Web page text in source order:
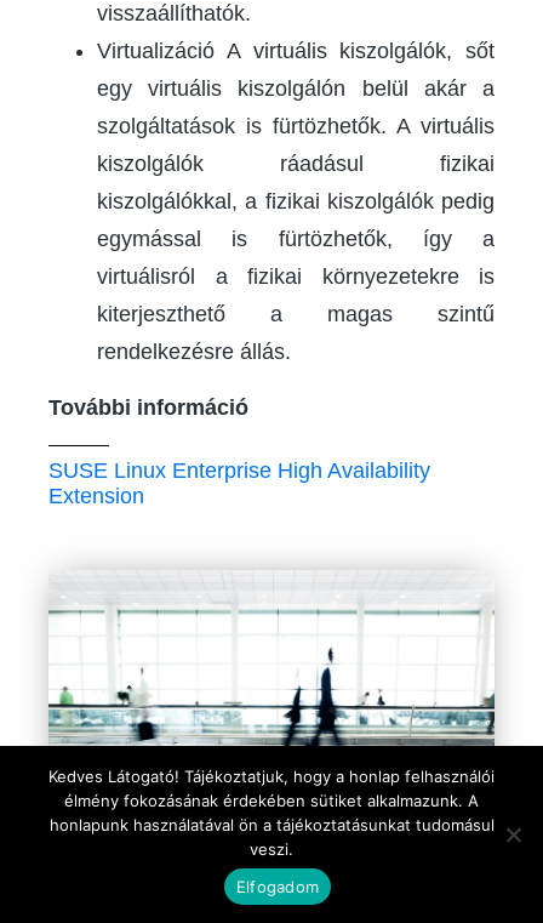
visszaállíthatók.
Virtualizáció A virtuális kiszolgálók, sőt
egy virtuális kiszolgálón belül akár a
szolgáltatások is fürtözhetők. A virtuális
kiszolgálók ráadásul fizikai
kiszolgálókkal, a fizikai kiszolgálók pedig
egymással is fürtözhetők, így a
virtuálisról a fizikai környezetekre is
kiterjeszthető a magas szintű
rendelkezésre állás.
További információ
SUSE Linux Enterprise High Availability
Extension
Kedves Látogató! Tájékoztatjuk, hogy a honlap felhasználói
élmény fokozásának érdekében sütiket alkalmazunk. A
honlapunk használatával ön a tájékoztatásunkat tudomásul
veszi.
Elfogadom